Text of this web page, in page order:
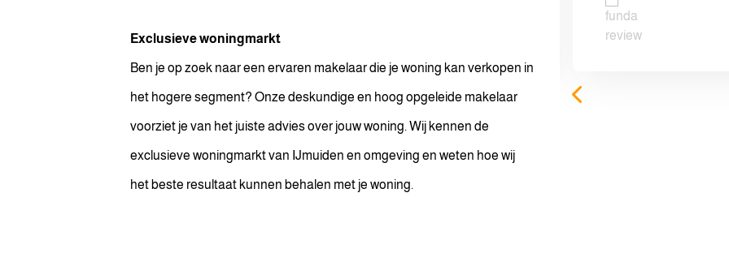
Exclusieve woningmarkt
Ben je op zoek naar een ervaren makelaar die je woning kan verkopen in
het hogere segment? Onze deskundige en hoog opgeleide makelaar
voorziet je van het juiste advies over jouw woning. Wij kennen de
exclusieve woningmarkt van IJmuiden en omgeving en weten hoe wij
het beste resultaat kunnen behalen met je woning.